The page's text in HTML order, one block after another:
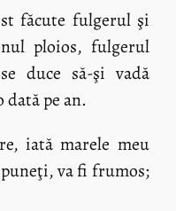
făcute fulgerul şi
ploios, fulgerul
duce să-şi vadă
dată pe an.
iată marele meu
va fi frumos;